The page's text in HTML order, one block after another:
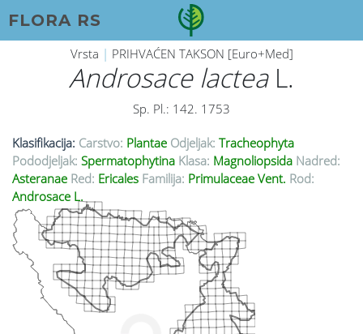
FLORA RS
Vrsta | PRIHVAĆEN TAKSON [Euro+Med]
Androsace lacteaL.
Sp. Pl.: 142. 1753
Klasifikacija: Carstvo: Plantae Odjeljak: Tracheophyta
Pododjeljak: Spermatophytina Klasa: Magnoliopsida Nadred:
Asteranae Red: Ericales Familija: Primulaceae Vent. Rod:
Androsace L.